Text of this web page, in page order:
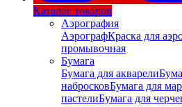
Каталог товаров
Аэрография
АэрографКраска для
промывочная
Бумага
Бумага для акварели
набросковБумага для
пастелиБумага для